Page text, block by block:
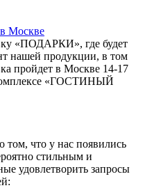
Москве
«ПОДАРКИ», где будет
нашей продукции, в том
пройдет в Москве 14-17
«ГОСТИНЫЙ
что у нас появились
стильным и
удовлетворить запросы